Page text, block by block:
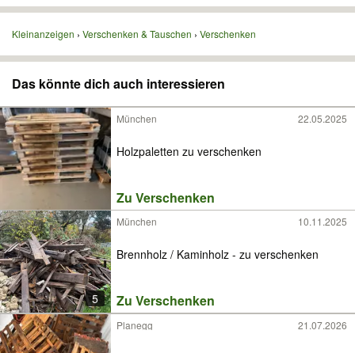
Kleinanzeigen Verschenken & Tauschen Verschenken
Das könnte dich auch interessieren
München 22.05.2025
Holzpaletten zu verschenken
Zu Verschenken
5
München 10.11.2025
Brennholz / Kaminholz - zu verschenken
Zu Verschenken
Planegg 21.07.2026